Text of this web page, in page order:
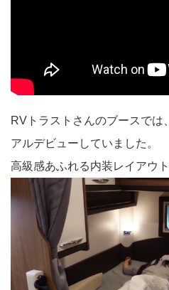
RVトラストさんのブースでは
アルデビューしていました。
高級感あふれる内装レイアウ